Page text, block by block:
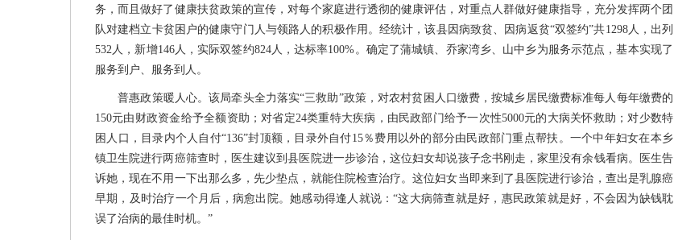
务，而且做好了健康扶贫政策的宣传，对每个家庭进行透彻的健康评估，对重点人群做好健康指导，充分发挥两个团
队对建档立卡贫困户的健康守门人与领路人的积极作用。经统计，该县因病致贫、因病返贫“双签约”共1298人，出列
532人，新增146人，实际双签约824人，达标率100%。确定了蒲城镇、乔家湾乡、山中乡为服务示范点，基本实现了
服务到户、服务到人。
普惠政策暖人心。该局牵头全力落实“三救助”政策，对农村贫困人口缴费，按城乡居民缴费标准每人每年缴费的
150元由财政资金给予全额资助；对省定24类重特大疾病，由民政部门给予一次性5000元的大病关怀救助；对少数特
困人口，目录内个人自付“136”封顶额，目录外自付15％费用以外的部分由民政部门重点帮扶。一个中年妇女在本乡
镇卫生院进行两癌筛查时，医生建议到县医院进一步诊治，这位妇女却说孩子念书刚走，家里没有余钱看病。医生告
诉她，现在不用一下出那么多，先少垫点，就能住院检查治疗。这位妇女当即来到了县医院进行诊治，查出是乳腺癌
早期，及时治疗一个月后，病愈出院。她感动得逢人就说：“这大病筛查就是好，惠民政策就是好，不会因为缺钱耽
误了治病的最佳时机。”